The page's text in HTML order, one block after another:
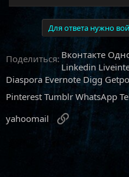
Для ответа нужно
Поделиться: Вконтакте
Linkedin
Diaspora Evernote Digg
Pinterest Tumblr WhatsApp
yahoomail
Ссылка